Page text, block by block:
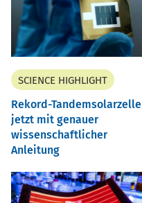
SCIENCE HIGHLIGHT
Rekord-Tandemsolarzelle
jetzt mit genauer
wissenschaftlicher
Anleitung